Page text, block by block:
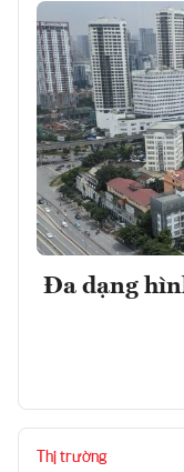
Đa dạng
Thị trường